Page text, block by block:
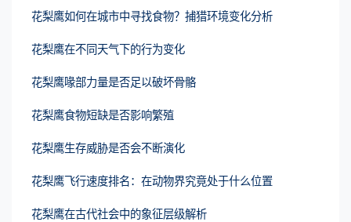
花梨鹰如何在城市中寻找食物？捕猎环境变化分析
花梨鹰在不同天气下的行为变化
花梨鹰喙部力量是否足以破坏骨骼
花梨鹰食物短缺是否影响繁殖
花梨鹰生存威胁是否会不断演化
花梨鹰飞行速度排名：在动物界究竟处于什么位置
花梨鹰在古代社会中的象征层级解析